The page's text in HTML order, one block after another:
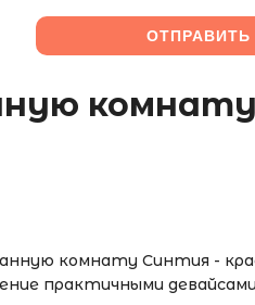
комнату Синтия -
практичными